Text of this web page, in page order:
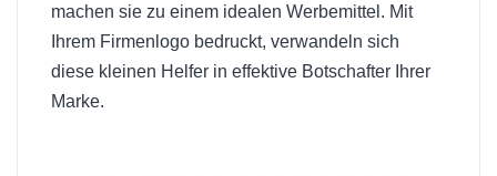
machen sie zu einem idealen Werbemittel. Mit
Ihrem Firmenlogo bedruckt, verwandeln sich
diese kleinen Helfer in effektive Botschafter Ihrer
Marke.